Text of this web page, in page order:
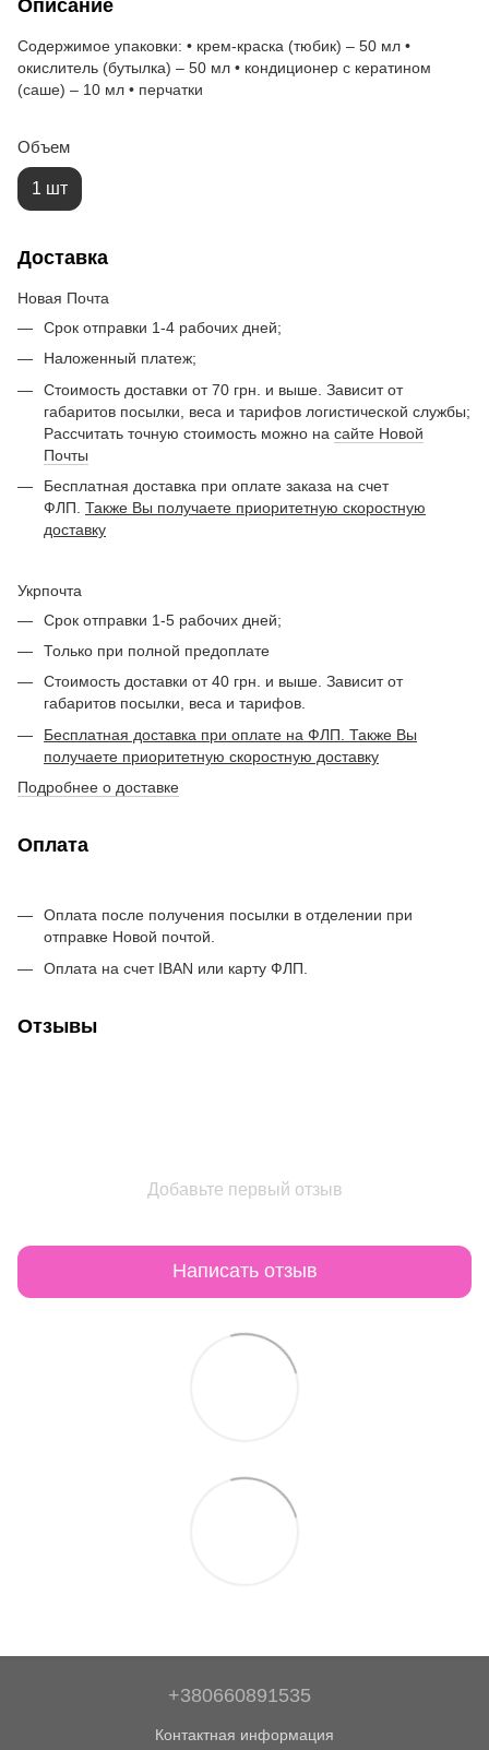
Описание
Содержимое упаковки: • крем-краска (тюбик) – 50 мл •
окислитель (бутылка) – 50 мл • кондиционер с кератином
(саше) – 10 мл • перчатки
Объем
1 шт
Доставка
Новая Почта
Срок отправки 1-4 рабочих дней;
Наложенный платеж;
Стоимость доставки от 70 грн. и выше. Зависит от
габаритов посылки, веса и тарифов логистической службы;
Рассчитать точную стоимость можно на сайте Новой
Почты
Бесплатная доставка при оплате заказа на счет
ФЛП. Также Вы получаете приоритетную скоростную
доставку
Укрпочта
Срок отправки 1-5 рабочих дней;
Только при полной предоплате
Стоимость доставки от 40 грн. и выше. Зависит от
габаритов посылки, веса и тарифов.
Бесплатная доставка при оплате на ФЛП. Также Вы
получаете приоритетную скоростную доставку
Подробнее о доставке
Оплата
Оплата после получения посылки в отделении при
отправке Новой почтой.
Оплата на счет IBAN или карту ФЛП.
Отзывы
Добавьте первый отзыв
Написать отзыв
+380660891535
Контактная информация